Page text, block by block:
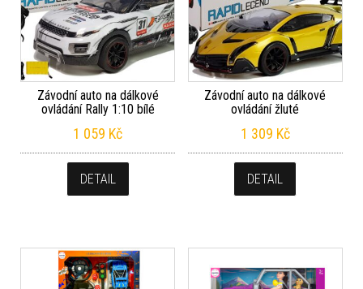
Závodní auto na dálkové
ovládání Rally 1:10 bílé
1 059 Kč
DETAIL
Závodní auto na dálkové
ovládání žluté
1 309 Kč
DETAIL